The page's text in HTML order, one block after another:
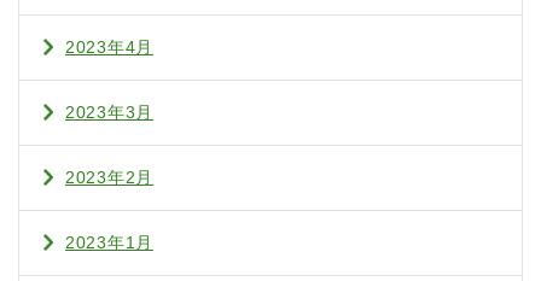
2023年4月
2023年3月
2023年2月
2023年1月